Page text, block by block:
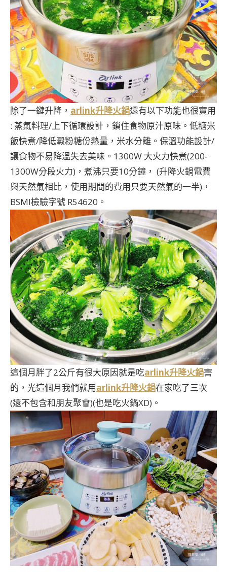
除了一鍵升降， arlink升降火鍋還有以下功能也很實用
: 蒸氣料理/上下循環設計，鎖住食物原汁原味。低糖米
飯快煮/降低澱粉糖份熱量，米水分離。保溫功能設計/
讓食物不易降溫失去美味。1300W 大火力快煮(200-
1300W分段火力)，煮沸只要10分鐘， (升降火鍋電費
與天然氣相比，使用期間的費用只要天然氣的一半)，
BSMI檢驗字號 R54620。
這個月胖了2公斤有很大原因就是吃arlink升降火鍋害
的，光這個月我們就用arlink升降火鍋在家吃了三次
(還不包含和朋友聚會)(也是吃火鍋XD)。